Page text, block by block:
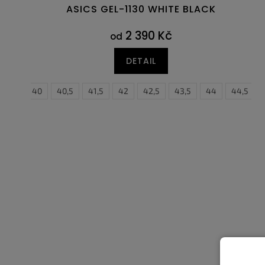
ASICS GEL-1130 WHITE BLACK
od 2 390 Kč
DETAIL
40 40,5 41,5 42 42,5 43,5 44 44,5